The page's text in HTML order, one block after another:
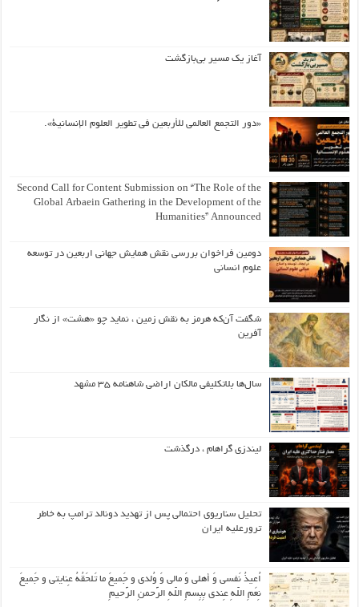
آغاز یک مسیر بی‌بازگشت
«دور التجمع العالمي للأربعين في تطوير العلوم الإنسانية».
Second Call for Content Submission on “The Role of the
Global Arbaein Gathering in the Development of the
Humanities” Announced
دومین فراخوان بررسی نقش همایش جهانی اربعین در توسعه
علوم انسانی
شگفت آن‌که هرمز به نقش زمین ، نماید چو «هشت» از نگار
آفرین
سال‌ها بلاتکلیفی مالکان اراضی شاهنامه ۳۵ مشهد
لیندزی گراهام ، درگذشت
تحلیل سناریوی احتمالی پس از تهدید دونالد ترامپ به خاطر
ترورعلیه ایران
اُعیذُ نَفسی وَ أهلی وَ مالی وَ وُلدی و جَمیعَ ما تَلحَقُهُ عِنایتی و جَمیعَ
نِعَمِ اللّهِ عِندی بِبِسمِ اللّهِ الرَّحمنِ الرَّحیمِ